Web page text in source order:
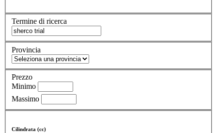
Termine di ricerca
Provincia
Prezzo
Minimo
Massimo
Cilindrata (cc)